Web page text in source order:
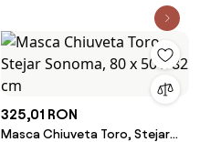
325,01 RON
Masca Chiuveta Toro, Stejar